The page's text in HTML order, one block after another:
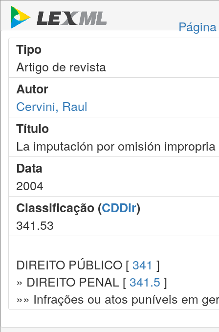
Tipo
Artigo de revista
Autor
Cervini, Raul
Título
La imputación por omisión
Data
2004
Classificação (CDDir)
341.53
DIREITO PÚBLICO [ 341 ]
» DIREITO PENAL [ 341.5 ]
»» Infrações ou atos puníveis em